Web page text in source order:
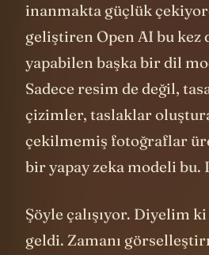
inanmakta güçlük
geliştiren Open AI bu kez
yapabilen başka bir dil
Sadece resim de değil,
çizimler, taslaklar
çekilmemiş fotoğraflar
bir yapay zeka modeli bu.
Şöyle çalışıyor. Diyelim
geldi. Zamanı